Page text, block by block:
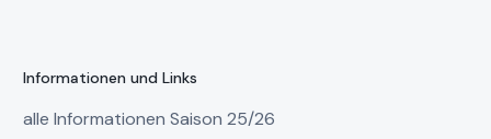
Informationen und Links
alle Informationen Saison 25/26